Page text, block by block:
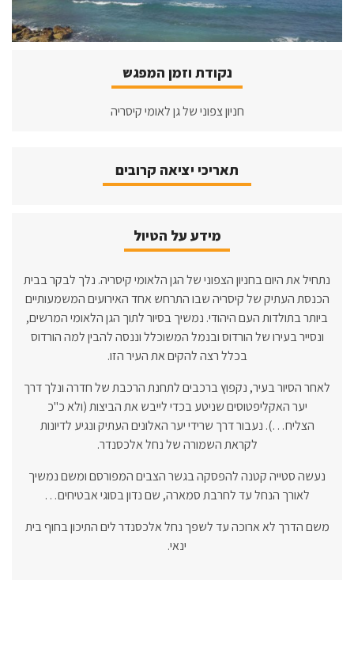
נקודת וזמן המפגש
חניון צפוני של גן לאומי קיסריה
תאריכי יציאה קרובים
מידע על הטיול
נתחיל את היום בחניון הצפוני של הגן הלאומי קיסריה. נלך לבקר בבית
הכנסת העתיק של קיסריה שבו התרחש אחד האירועים המשמעותיים
ביותר בתולדות העם היהודי. נמשיך בסיור לתוך הגן הלאומי המרשים,
ונסייר בעירו של הורדוס ובנמל המשוכלל וננסה להבין למה הורדוס
בכלל רצה להקים את העיר הזו.
לאחר הסיור בעיר, נקפוץ ברכבים לתחנת הרכבת של חדרה ונלך דרך
יער האקליפטוסים שניטע בכדי לייבש את הביצות (ולא כ"כ
הצליח…). נעבור דרך שרידי יער האלונים העתיק ונגיע לדיונות
לקראת השמורה של נחל אלכסנדר.
נעשה סטייה קטנה להפסקה בגשר הצבים המפורסם ומשם נמשיך
לאורך הנחל עד לחרבת סמארה, שם נדון בסוגי אבטיחים…
משם הדרך לא ארוכה עד לשפך נחל אלכסנדר לים התיכון בחוף בית
ינאי.